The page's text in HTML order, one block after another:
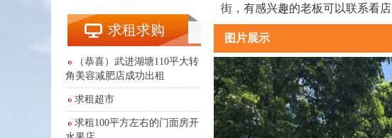
求租求购
（恭喜）武进湖塘110平大转
角美容减肥店成功出租
求租超市
求租100平方左右的门面房开
街，有感兴趣的老板可以联系看店
图片展示